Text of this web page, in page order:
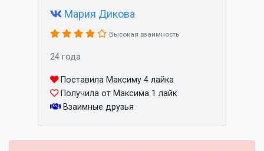
Мария Дикова
Высокая взаимность
24 года
Поставила Максиму 4 лайка
Получила от Максима 1 лайк
Взаимные друзья